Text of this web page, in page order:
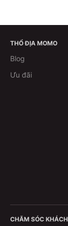
THỔ ĐỊA MOMO
Blog
Ưu đãi
CHĂM SÓC